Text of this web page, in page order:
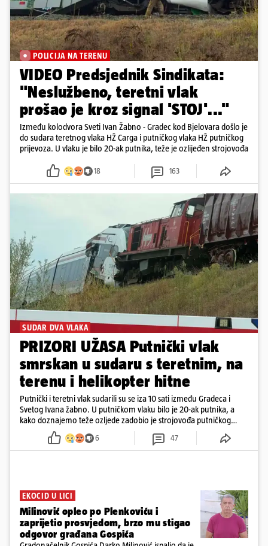
POLICIJA NA TERENU
VIDEO Predsjednik Sindikata:
"Neslužbeno, teretni vlak
prošao je kroz signal 'STOJ'..."
Između kolodvora Sveti Ivan Žabno - Gradec kod Bjelovara došlo je
do sudara teretnog vlaka HŽ Carga i putničkog vlaka HŽ putničkog
prijevoza. U vlaku je bilo 20-ak putnika, teže je ozlijeđen strojovođa
18 163
SUDAR DVA VLAKA
PRIZORI UŽASA Putnički vlak
smrskan u sudaru s teretnim, na
terenu i helikopter hitne
Putnički i teretni vlak sudarili su se iza 10 sati između Gradeca i
Svetog Ivana žabno. U putničkom vlaku bilo je 20-ak putnika, a
kako doznajemo teže ozljede zadobio je strojovođa putničkog
vlaka. Zatvoren je promet, a fotoreporteri Prigorskog objavili su
prve snimke s mjesta sudara
6 47
EKOCID U LICI
Milinović opleo po Plenkoviću i
zaprijetio prosvjedom, brzo mu stigao
odgovor građana Gospića